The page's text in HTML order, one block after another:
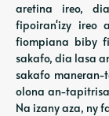
aretina ireo,
fipoiran'izy ireo
fiompiana biby
sakafo, dia lasa
sakafo
olona an-
Na izany aza, ny